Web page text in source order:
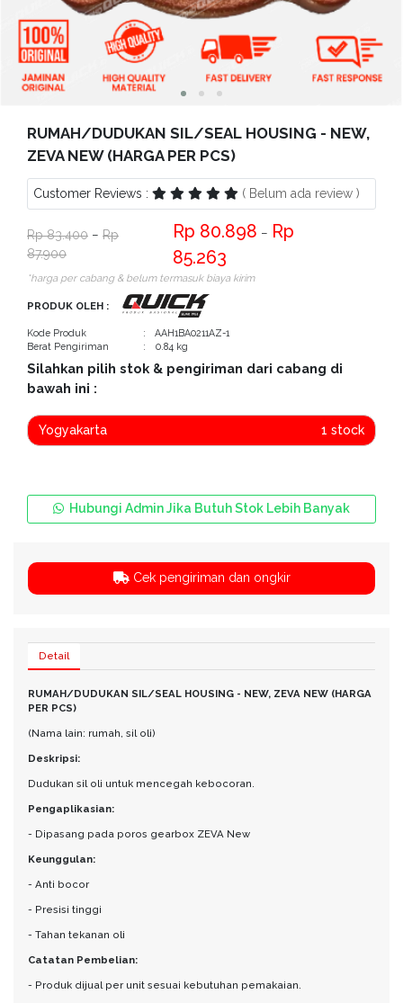
Bantuan
Kritik
Saran
RUMAH/DUDUKAN SIL/SEAL HOUSING - NEW,
ZEVA NEW (HARGA PER PCS)
Customer Reviews : ( Belum ada review )
83.400 −
87.900
80.898 −
85.263
*harga per cabang & belum termasuk biaya kirim
PRODUK OLEH :
Kode Produk
: AAH1BA0211AZ-1
Berat Pengiriman
: 0.84 kg
Silahkan pilih stok & pengiriman dari cabang di
bawah ini :
Yogyakarta 1 stock
Hubungi Admin Jika Butuh Stok Lebih Banyak
Cek pengiriman dan ongkir
Detail
RUMAH/DUDUKAN SIL/SEAL HOUSING - NEW, ZEVA NEW (HARGA
PER PCS)
(Nama lain: rumah, sil oli)
Deskripsi:
Dudukan sil oli untuk mencegah kebocoran.
Pengaplikasian:
- Dipasang pada poros gearbox ZEVA New
Keunggulan:
- Anti bocor
- Presisi tinggi
- Tahan tekanan oli
Catatan Pembelian:
- Produk dijual per unit sesuai kebutuhan pemakaian.